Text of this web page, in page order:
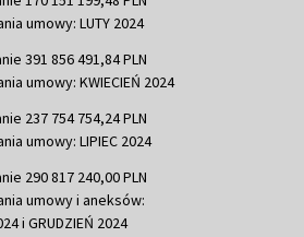
umowy: LUTY 2024
391 856 491,84 PLN
umowy: KWIECIEŃ 2024
237 754 754,24 PLN
umowy: LIPIEC 2024
290 817 240,00 PLN
umowy i aneksów:
i GRUDZIEŃ 2024